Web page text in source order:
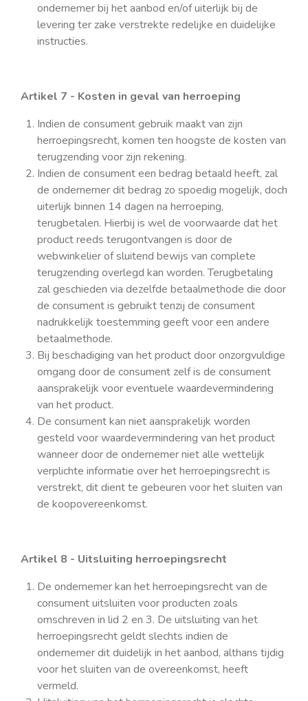
ondernemer bij het aanbod en/of uiterlijk bij de
levering ter zake verstrekte redelijke en duidelijke
instructies.
Artikel 7 - Kosten in geval van herroeping
Indien de consument gebruik maakt van zijn
herroepingsrecht, komen ten hoogste de kosten van
terugzending voor zijn rekening.
Indien de consument een bedrag betaald heeft, zal
de ondernemer dit bedrag zo spoedig mogelijk, doch
uiterlijk binnen 14 dagen na herroeping,
terugbetalen. Hierbij is wel de voorwaarde dat het
product reeds terugontvangen is door de
webwinkelier of sluitend bewijs van complete
terugzending overlegd kan worden. Terugbetaling
zal geschieden via dezelfde betaalmethode die door
de consument is gebruikt tenzij de consument
nadrukkelijk toestemming geeft voor een andere
betaalmethode.
Bij beschadiging van het product door onzorgvuldige
omgang door de consument zelf is de consument
aansprakelijk voor eventuele waardevermindering
van het product.
De consument kan niet aansprakelijk worden
gesteld voor waardevermindering van het product
wanneer door de ondernemer niet alle wettelijk
verplichte informatie over het herroepingsrecht is
verstrekt, dit dient te gebeuren voor het sluiten van
de koopovereenkomst.
Artikel 8 - Uitsluiting herroepingsrecht
De ondernemer kan het herroepingsrecht van de
consument uitsluiten voor producten zoals
omschreven in lid 2 en 3. De uitsluiting van het
herroepingsrecht geldt slechts indien de
ondernemer dit duidelijk in het aanbod, althans tijdig
voor het sluiten van de overeenkomst, heeft
vermeld.